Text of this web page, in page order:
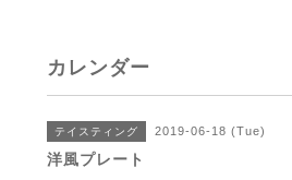
カレンダー
テイスティング 2019-06-18 (Tue)
洋風プレート